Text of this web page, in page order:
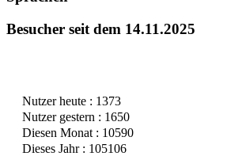
Besucher seit dem 14.11.2025
Nutzer heute : 1373
Nutzer gestern : 1650
Diesen Monat : 10590
Dieses Jahr : 105106